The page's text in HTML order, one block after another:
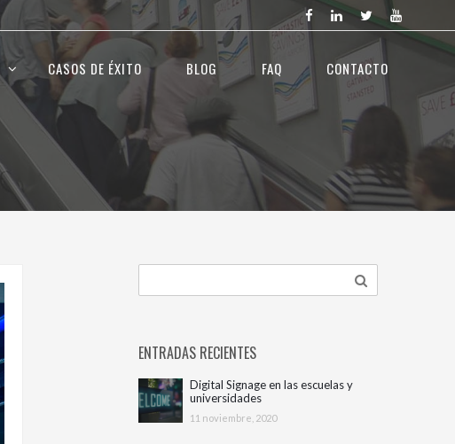
CASOS DE ÉXITO BLOG FAQ CONTACTO
ENTRADAS RECIENTES
Digital Signage en las escuelas y
universidades
11 noviembre, 2020